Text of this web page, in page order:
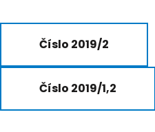
Číslo 2019/2
Číslo 2019/1,2